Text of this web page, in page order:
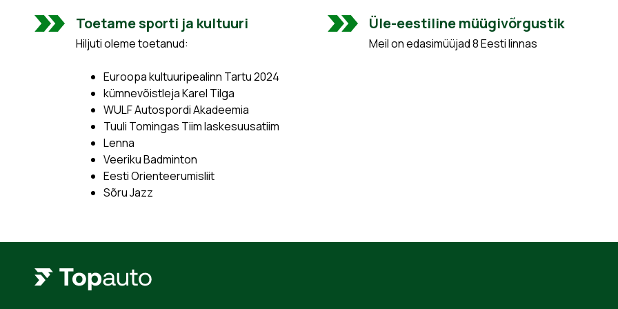
Toetame sporti ja kultuuri
Hiljuti oleme toetanud:
Euroopa kultuuripealinn Tartu 2024
kümnevõistleja Karel Tilga
WULF Autospordi Akadeemia
Tuuli Tomingas Tiim laskesuusatiim
Lenna
Veeriku Badminton
Eesti Orienteerumisliit
Sõru Jazz
Üle-eestiline müügivõrgustik
Meil on edasimüüjad 8 Eesti linnas